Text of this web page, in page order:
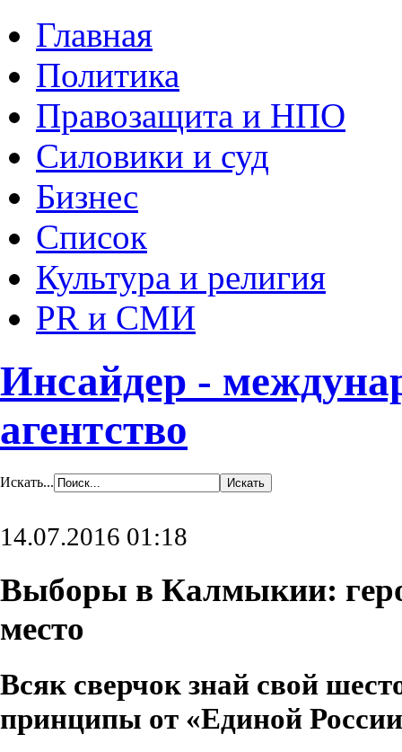
Главная
Политика
Правозащита и НПО
Силовики и суд
Бизнес
Список
Культура и религия
PR и СМИ
Инсайдер -
агентство
Искать...
14.07.2016 01:18
Выборы в Калмыкии:
место
Всяк сверчок знай свой
принципы от «Единой